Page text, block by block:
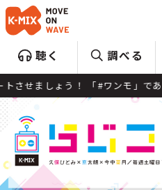
聴く 調べる
ょう！ 「#ワンモ